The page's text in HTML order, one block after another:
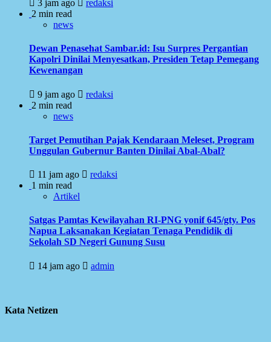
3 jam ago
redaksi
2 min read
news
Dewan Penasehat Sambar.id: Isu Surpres Pergantian
Kapolri Dinilai Menyesatkan, Presiden Tetap Pemegang
Kewenangan
9 jam ago
redaksi
2 min read
news
Target Pemutihan Pajak Kendaraan Meleset, Program
Unggulan Gubernur Banten Dinilai Abal-Abal?
11 jam ago
redaksi
1 min read
Artikel
Satgas Pamtas Kewilayahan RI-PNG yonif 645/gty. Pos
Napua Laksanakan Kegiatan Tenaga Pendidik di
Sekolah SD Negeri Gunung Susu
14 jam ago admin
Kata Netizen